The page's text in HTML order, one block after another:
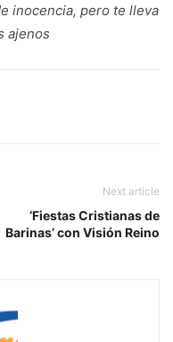
inocencia, pero te lleva
ajenos
Next article
‘Fiestas Cristianas de
Barinas’ con Visión Reino